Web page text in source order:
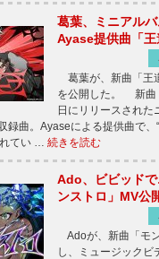
葛葉、ミニアル
Ayase提供曲「王
葛葉が、新曲「王
を公開した。 新曲
日にリリースされた
録曲。Ayaseによる提供曲で、
てい … 続きを読む
Ado、ビビッド
ンストロ」MV公
Adoが、新曲「モ
し、ミュージック